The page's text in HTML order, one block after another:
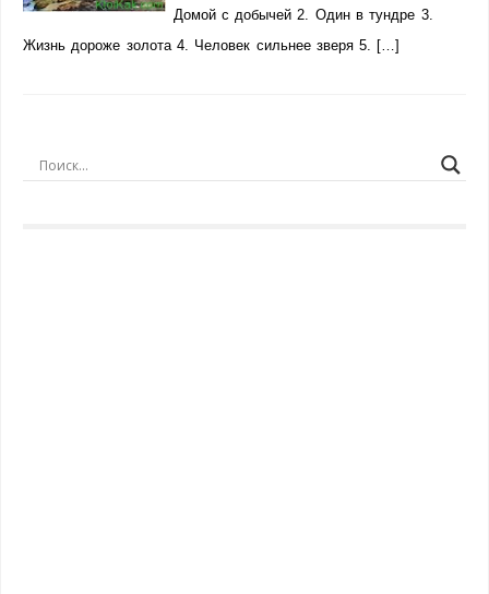
Домой с добычей 2. Один в тундре 3.
Жизнь дороже золота 4. Человек сильнее зверя 5. […]